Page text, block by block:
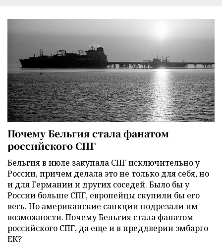
Почему Бельгия стала фанатом
российского СПГ
Бельгия в июле закупала СПГ исключительно у
России, причем делала это не только для себя, но
и для Германии и других соседей. Было бы у
России больше СПГ, европейцы скупили бы его
весь. Но американские санкции подрезали им
возможности. Почему Бельгия стала фанатом
российского СПГ, да еще и в преддверии эмбарго
ЕК?